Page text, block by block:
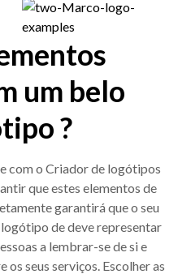
um belo
?
com o Criador de logótipos
que estes elementos de
garantirá que o seu
de deve representar
a lembrar-se de si e
seus serviços. Escolher as